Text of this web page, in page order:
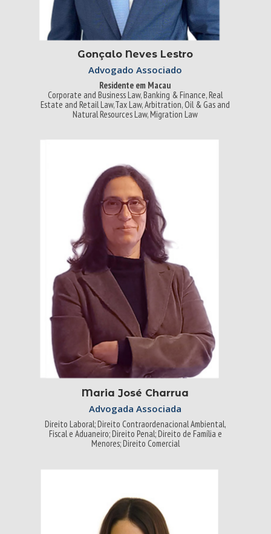
Gonçalo Neves Lestro
Advogado Associado
Residente em Macau
Corporate and Business Law, Banking & Finance, Real
Estate and Retail Law,Tax Law, Arbitration, Oil & Gas and
Natural Resources Law, Migration Law
Maria José Charrua
Advogada Associada
Direito Laboral; Direito Contraordenacional Ambiental,
Fiscal e Aduaneiro; Direito Penal; Direito de Família e
Menores; Direito Comercial